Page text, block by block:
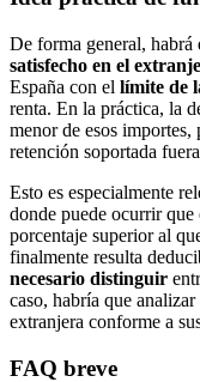
De forma general, habrá
satisfecho en el
España con el límite de
renta. En la práctica, la
menor de esos
retención soportada
Esto es especialmente
donde puede ocurrir
porcentaje superior al
finalmente resulta
necesario distinguir
caso, habría que
extranjera conforme a
FAQ breve